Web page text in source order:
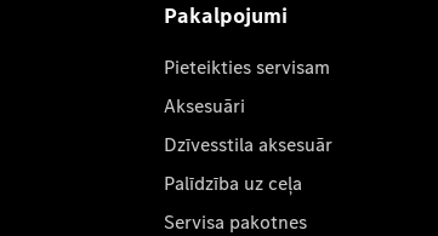
Pakalpojumi
Pieteikties servisam
Aksesuāri
Dzīvesstila aksesuār
Palīdzība uz ceļa
Servisa pakotnes